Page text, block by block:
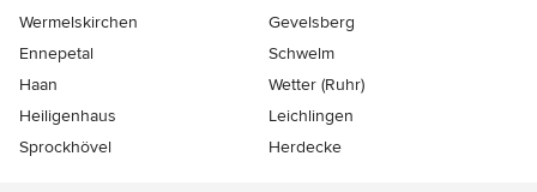
Wermelskirchen
Gevelsberg
Ennepetal
Schwelm
Haan
Wetter (Ruhr)
Heiligenhaus
Leichlingen
Sprockhövel
Herdecke